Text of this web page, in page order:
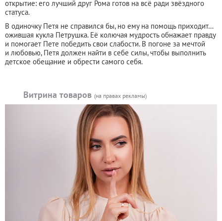
открытие: его лучший друг Рома готов на всё ради звёздного
статуса.
В одиночку Петя не справился бы, но ему на помощь приходит…
ожившая кукла Петрушка. Её колючая мудрость обнажает правду
и помогает Пете победить свои слабости. В погоне за мечтой
и любовью, Петя должен найти в себе силы, чтобы выполнить
детское обещание и обрести самого себя.
Витрина товаров (на правах рекламы)